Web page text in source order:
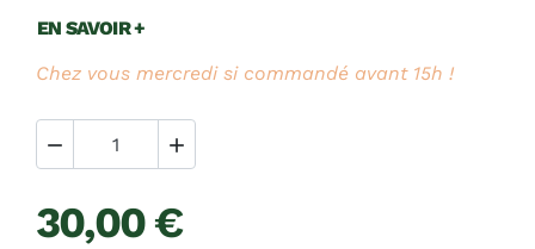
EN SAVOIR +
Chez vous mercredi si commandé avant 15h !
 
30,00 €